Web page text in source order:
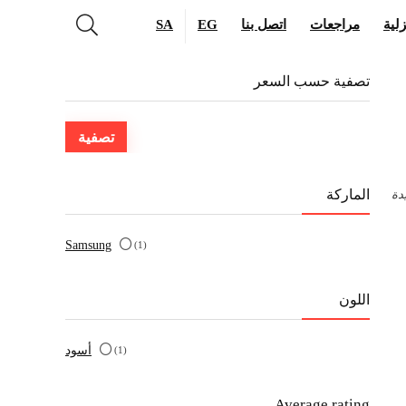
مراجعات اتصل بنا EG
SA
تصفية حسب السعر
تصفية
الماركة
Samsung (1)
اللون
أسود (1)